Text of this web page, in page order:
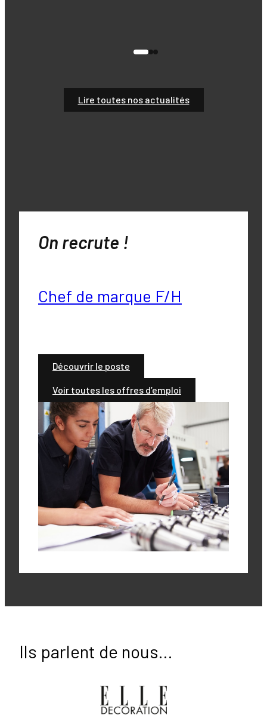
Lire toutes nos actualités
On recrute !
Chef de marque F/H
Découvrir le poste
Voir toutes les offres d’emploi
Ils parlent de nous…